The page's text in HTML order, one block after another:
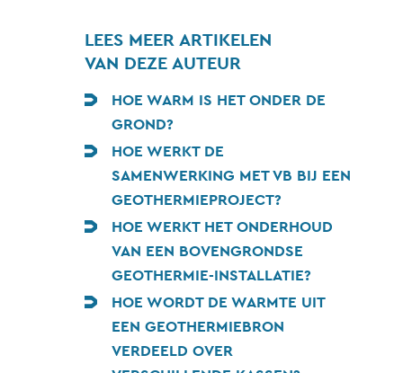
LEES MEER ARTIKELEN
VAN DEZE AUTEUR
HOE WARM IS HET ONDER DE
GROND?
HOE WERKT DE
SAMENWERKING MET VB BIJ EEN
GEOTHERMIEPROJECT?
HOE WERKT HET ONDERHOUD
VAN EEN BOVENGRONDSE
GEOTHERMIE-INSTALLATIE?
HOE WORDT DE WARMTE UIT
EEN GEOTHERMIEBRON
VERDEELD OVER